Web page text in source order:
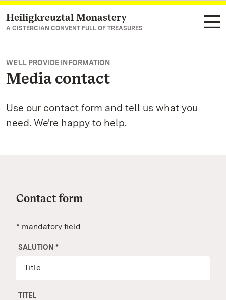
Navigate to main page
Heiligkreuztal Monastery
A CISTERCIAN CONVENT FULL OF TREASURES
WE'LL PROVIDE INFORMATION
Media contact
Use our contact form and tell us what you
need. We're happy to help.
Contact form
* mandatory field
SALUTION *
TITEL